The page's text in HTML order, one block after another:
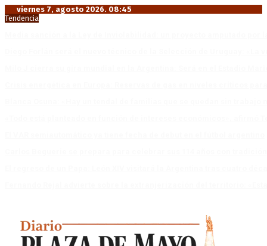
viernes 7, agosto 2026. 08:45
Tendencia